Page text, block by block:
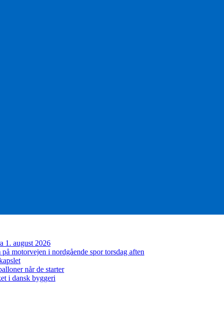
1. august 2026
motorvejen i nordgående spor torsdag aften
når de starter
i dansk byggeri